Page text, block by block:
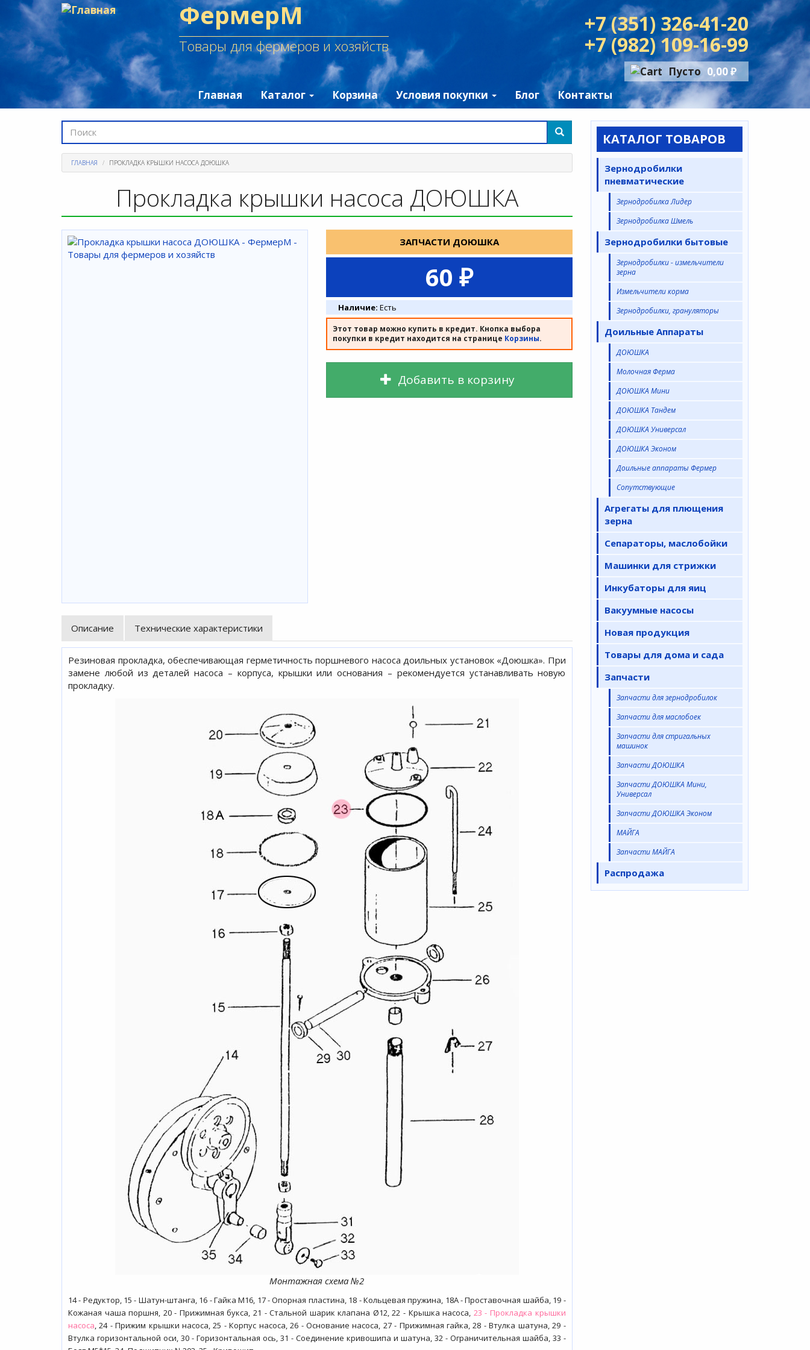
Перейти
основному
содержанию
ФермерМ
Товары для фермеров и хозяйств
+7 (351) 326-41-20
+7 (982) 109-16-99
Пусто 0,00 ₽
Главная
Каталог Корзина Условия покупки Блог Контакты
Форма
поиска
Поиск
ГЛАВНАЯ ПРОКЛАДКА КРЫШКИ НАСОСА ДОЮШКА
Прокладка крышки насоса ДОЮШКА
ЗАПЧАСТИ ДОЮШКА
60 ₽
Наличие: Есть
Этот товар можно купить в кредит. Кнопка выбора
покупки в кредит находится на странице Корзины.
Добавить в корзину
Описание Технические характеристики
Резиновая прокладка, обеспечивающая герметичность поршневого насоса доильных установок «Доюшка». При
замене любой из деталей насоса – корпуса, крышки или основания – рекомендуется устанавливать новую
прокладку.
Монтажная схема №2
14 - Редуктор, 15 - Шатун-штанга, 16 - Гайка М16, 17 - Опорная пластина, 18 - Кольцевая пружина, 18А - Проставочная шайба, 19 -
Кожаная чаша поршня, 20 - Прижимная букса, 21 - Стальной шарик клапана Ø12, 22 - Крышка насоса, 23 - Прокладка крышки
насоса, 24 - Прижим крышки насоса, 25 - Корпус насоса, 26 - Основание насоса, 27 - Прижимная гайка,28 - Втулка шатуна, 29 -
Втулка горизонтальной оси, 30 - Горизонтальная ось, 31 - Соединение кривошипа и шатуна, 32 - Ограничительная шайба, 33 -
КАТАЛОГ ТОВАРОВ
Зернодробилки
пневматические
Зернодробилка Лидер
Зернодробилка Шмель
Зернодробилки бытовые
Зернодробилки - измельчители
зерна
Измельчители корма
Зернодробилки, грануляторы
Доильные Аппараты
ДОЮШКА
Молочная Ферма
ДОЮШКА Мини
ДОЮШКА Тандем
ДОЮШКА Универсал
ДОЮШКА Эконом
Доильные аппараты Фермер
Сопутствующие
Агрегаты для плющения
зерна
Сепараторы, маслобойки
Машинки для стрижки
Инкубаторы для яиц
Вакуумные насосы
Новая продукция
Товары для дома и сада
Запчасти
Запчасти для зернодробилок
Запчасти для маслобоек
Запчасти для стригальных
машинок
Запчасти ДОЮШКА
Запчасти ДОЮШКА Мини,
Универсал
Запчасти ДОЮШКА Эконом
МАЙГА
Запчасти МАЙГА
Распродажа